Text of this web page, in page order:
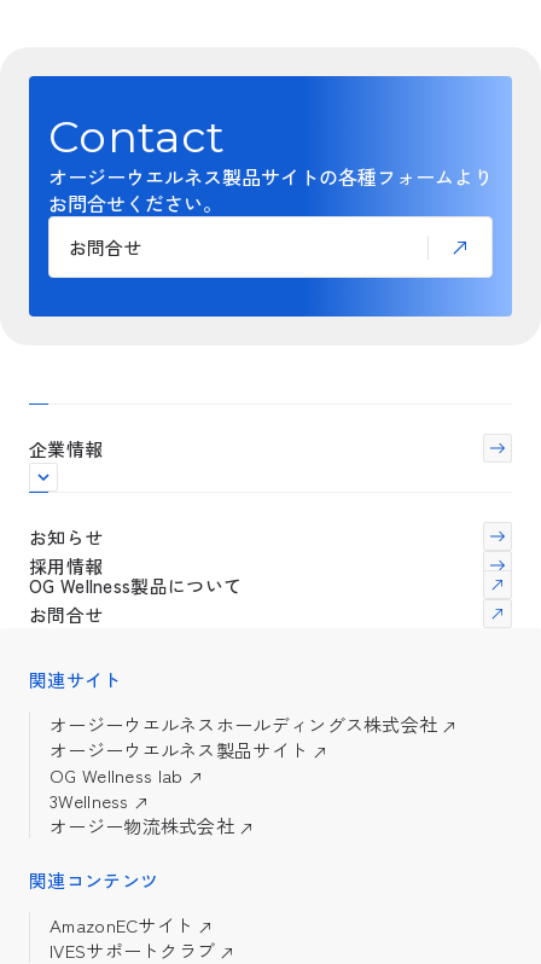
Contact
オージーウエルネス製品サイトの各種フォームより
お問合せください。
お問合せ
企業情報
お知らせ
採用情報
OG Wellness製品について
お問合せ
関連サイト
オージーウエルネスホールディングス株式会社
オージーウエルネス製品サイト
OG Wellness lab
3Wellness
オージー物流株式会社
関連コンテンツ
AmazonECサイト
IVESサポートクラブ